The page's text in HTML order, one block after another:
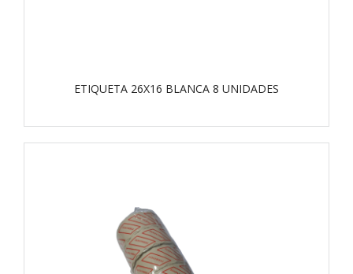
ETIQUETA 26X16 BLANCA 8 UNIDADES